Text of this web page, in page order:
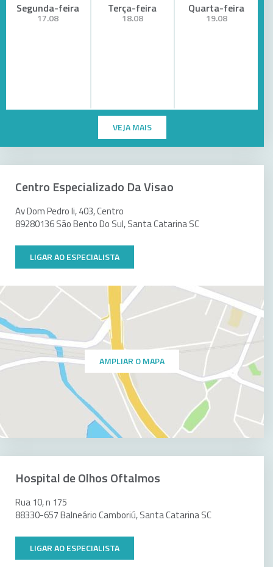
Segunda-feira
17.08
Terça-feira
18.08
Quarta-feira
19.08
VEJA MAIS
Centro Especializado Da Visao
Av Dom Pedro Ii, 403, Centro
89280136 São Bento Do Sul, Santa Catarina SC
LIGAR AO ESPECIALISTA
AMPLIAR O MAPA
Hospital de Olhos Oftalmos
Rua 10, n 175
88330-657 Balneário Camboriú, Santa Catarina SC
LIGAR AO ESPECIALISTA